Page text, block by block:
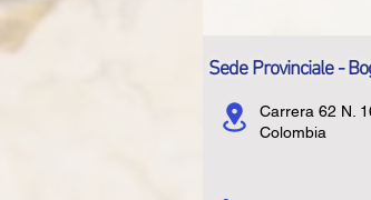
Sede Provinciale -
Carrera 62 N.
Colombia